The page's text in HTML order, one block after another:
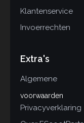
Klantenservice
Invoerrechten
Extra's
Algemene
voorwaarden
Privacyverklaring